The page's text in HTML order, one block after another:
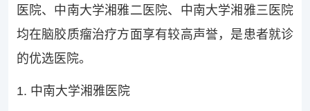
医院、中南大学湘雅二医院、中南大学湘雅三医院
均在脑胶质瘤治疗方面享有较高声誉，是患者就诊
的优选医院。
1. 中南大学湘雅医院